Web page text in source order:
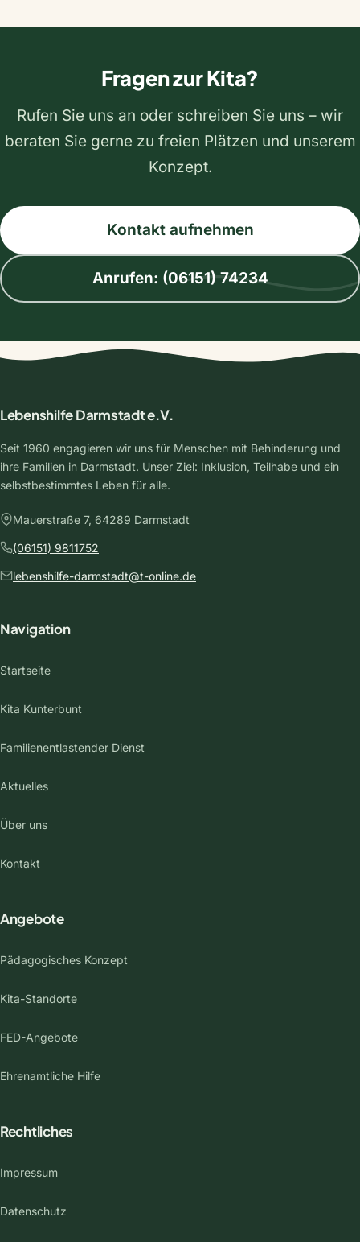
Fragen zur Kita?
Rufen Sie uns an oder schreiben Sie uns – wir
beraten Sie gerne zu freien Plätzen und unserem
Konzept.
Kontakt aufnehmen
Anrufen: (06151) 74234
Lebenshilfe Darmstadt e.V.
Seit 1960 engagieren wir uns für Menschen mit Behinderung und
ihre Familien in Darmstadt. Unser Ziel: Inklusion, Teilhabe und ein
selbstbestimmtes Leben für alle.
Mauerstraße 7, 64289 Darmstadt
(06151) 9811752
lebenshilfe-darmstadt@t-online.de
Navigation
Startseite
Kita Kunterbunt
Familienentlastender Dienst
Aktuelles
Über uns
Kontakt
Angebote
Pädagogisches Konzept
Kita-Standorte
FED-Angebote
Ehrenamtliche Hilfe
Rechtliches
Impressum
Datenschutz